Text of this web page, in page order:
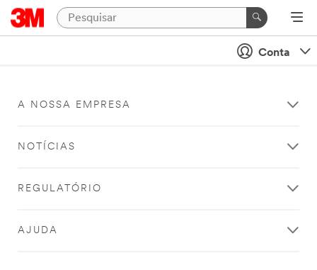
Conta
A NOSSA EMPRESA
NOTÍCIAS
REGULATÓRIO
AJUDA